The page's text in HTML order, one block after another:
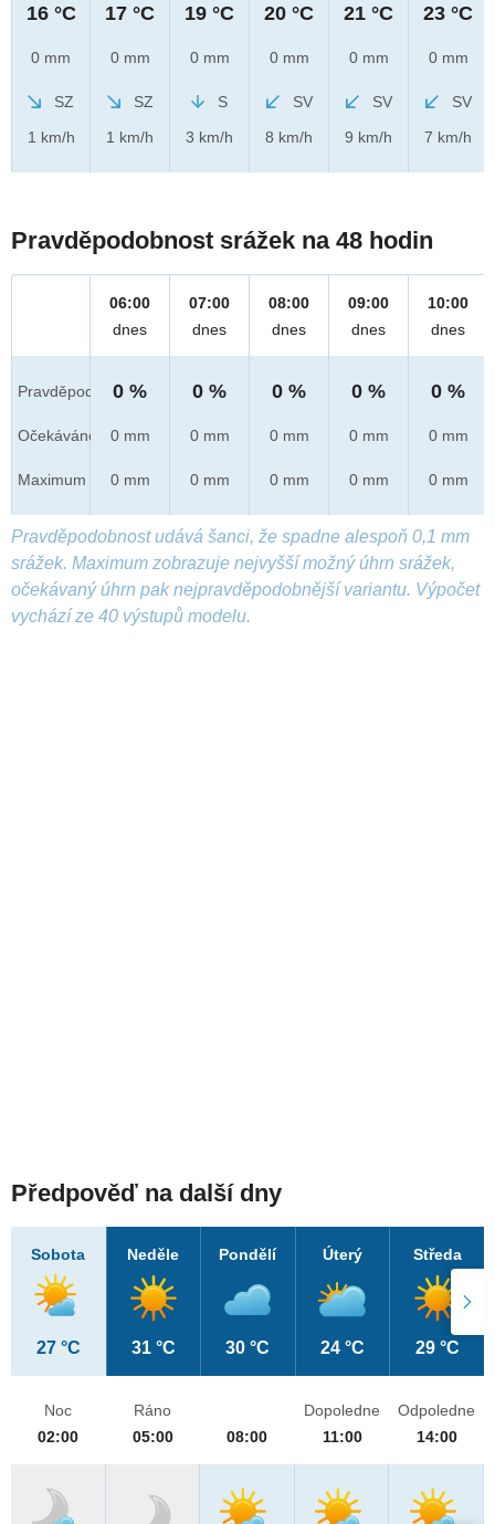
16 °C
0 mm
SZ
1 km/h
17 °C
0 mm
SZ
1 km/h
19 °C
0 mm
S
3 km/h
20 °C
0 mm
SV
8 km/h
21 °C
0 mm
SV
9 km/h
23 °C
0 mm
SV
7 km/h
Pravděpodobnost srážek na 48 hodin
Pravděpod.
Očekáváno
Maximum
06:00
dnes
0 %
0 mm
0 mm
07:00
dnes
0 %
0 mm
0 mm
08:00
dnes
0 %
0 mm
0 mm
09:00
dnes
0 %
0 mm
0 mm
10:00
dnes
0 %
0 mm
0 mm
Pravděpodobnost udává šanci, že spadne alespoň 0,1 mm
srážek. Maximum zobrazuje nejvyšší možný úhrn srážek,
očekávaný úhrn pak nejpravděpodobnější variantu. Výpočet
vychází ze 40 výstupů modelu.
Předpověď na další dny
Sobota
27 °C
Neděle
31 °C
Pondělí
30 °C
Úterý
24 °C
Středa
29 °C
Noc
02:00
Ráno
05:00
08:00
Dopoledne
11:00
Odpoledne
14:00